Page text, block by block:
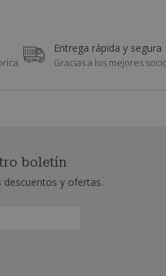
Entrega rápida y segura
Gracias a los mejores
boletín
y ofertas.